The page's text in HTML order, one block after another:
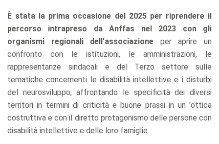
È stata la prima occasione del 2025 per riprendere il
percorso intrapreso da Anffas nel 2023 con gli
organismi regionali dell'associazione per aprire un
confronto con le istituzioni, le amministrazioni, le
rappresentanze sindacali e del Terzo settore sulle
tematiche concernenti le disabilità intellettive e i disturbi
del neurosviluppo, affrontando le specificità dei diversi
territori in termini di criticità e buone prassi in un 'ottica
costruttiva e con il diretto protagonismo delle persone con
disabilità intellettive e delle loro famiglie.